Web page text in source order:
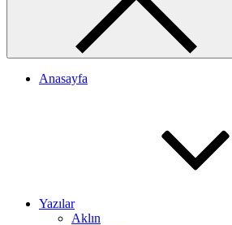
Anasayfa
Yazılar
Aklın